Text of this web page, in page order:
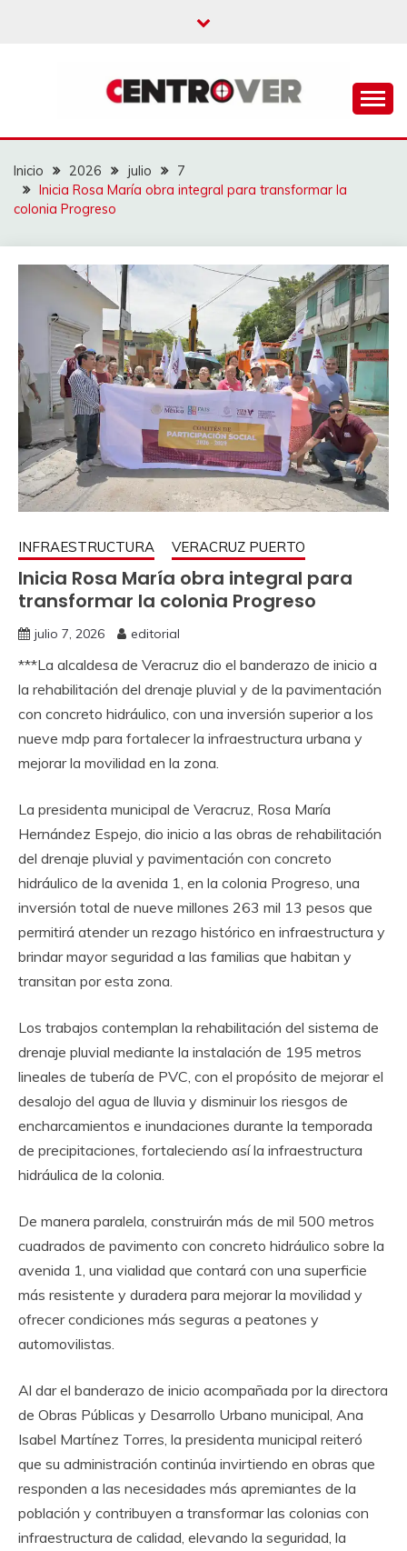
CENTROVER
NOTICIAS
Inicio 2026 julio
7
Inicia Rosa María obra integral para transformar la
colonia Progreso
INFRAESTRUCTURA VERACRUZ PUERTO
Inicia Rosa María obra integral para
transformar la colonia Progreso
julio 7, 2026 editorial
***La alcaldesa de Veracruz dio el banderazo de inicio a
la rehabilitación del drenaje pluvial y de la pavimentación
con concreto hidráulico, con una inversión superior a los
nueve mdp para fortalecer la infraestructura urbana y
mejorar la movilidad en la zona.
La presidenta municipal de Veracruz, Rosa María
Hernández Espejo, dio inicio a las obras de rehabilitación
del drenaje pluvial y pavimentación con concreto
hidráulico de la avenida 1, en la colonia Progreso, una
inversión total de nueve millones 263 mil 13 pesos que
permitirá atender un rezago histórico en infraestructura y
brindar mayor seguridad a las familias que habitan y
transitan por esta zona.
Los trabajos contemplan la rehabilitación del sistema de
drenaje pluvial mediante la instalación de 195 metros
lineales de tubería de PVC, con el propósito de mejorar el
desalojo del agua de lluvia y disminuir los riesgos de
encharcamientos e inundaciones durante la temporada
de precipitaciones, fortaleciendo así la infraestructura
hidráulica de la colonia.
De manera paralela, construirán más de mil 500 metros
cuadrados de pavimento con concreto hidráulico sobre la
avenida 1, una vialidad que contará con una superficie
más resistente y duradera para mejorar la movilidad y
ofrecer condiciones más seguras a peatones y
automovilistas.
Al dar el banderazo de inicio acompañada por la directora
de Obras Públicas y Desarrollo Urbano municipal, Ana
Isabel Martínez Torres, la presidenta municipal reiteró
que su administración continúa invirtiendo en obras que
responden a las necesidades más apremiantes de la
población y contribuyen a transformar las colonias con
infraestructura de calidad, elevando la seguridad, la